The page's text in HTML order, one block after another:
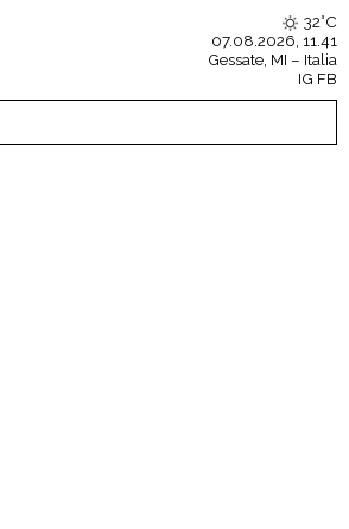
32°C
07.08.2026, 11.41
Gessate, MI – Italia
IG FB